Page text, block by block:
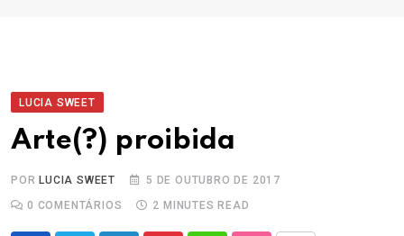
LUCIA SWEET
Arte(?) proibida
POR LUCIA SWEET
5 DE OUTUBRO DE 2017
0 COMENTÁRIOS 2 MINUTES READ